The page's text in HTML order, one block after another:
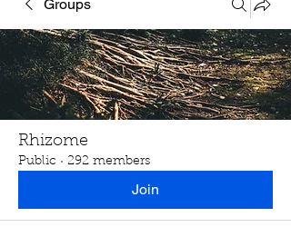
Groups
Rhizome
Public · 292 members
Join